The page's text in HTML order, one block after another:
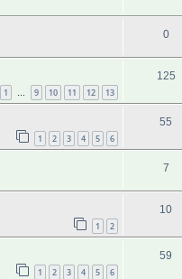
0
1 … 9 10 11 12 13
125
1 2 3 4 5 6
55
7
1 2
10
1 2 3 4 5 6
59